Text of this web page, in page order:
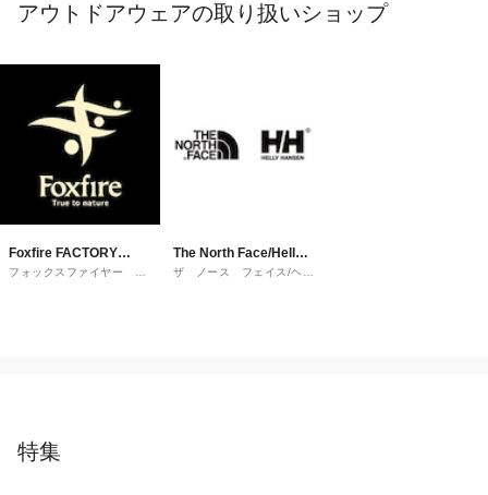
アウトドアウェアの取り扱いショップ
Foxfire FACTORY
OUTLET
フォックスファイヤー ﾌｧ
The North Face/Helly
Hansen
ザ ノース フェイス/ヘリ
特集